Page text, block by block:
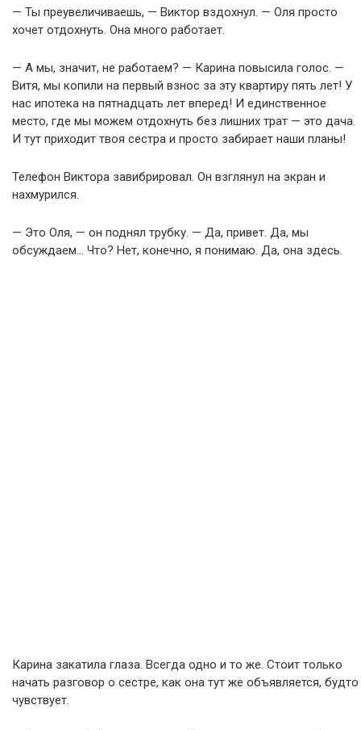
— Ты преувеличиваешь, — Виктор вздохнул. — Оля просто
хочет отдохнуть. Она много работает.
— А мы, значит, не работаем? — Карина повысила голос. —
Витя, мы копили на первый взнос за эту квартиру пять лет! У
нас ипотека на пятнадцать лет вперед! И единственное
место, где мы можем отдохнуть без лишних трат — это дача.
И тут приходит твоя сестра и просто забирает наши планы!
Телефон Виктора завибрировал. Он взглянул на экран и
нахмурился.
— Это Оля, — он поднял трубку. — Да, привет. Да, мы
обсуждаем… Что? Нет, конечно, я понимаю. Да, она здесь.
Карина закатила глаза. Всегда одно и то же. Стоит только
начать разговор о сестре, как она тут же объявляется, будто
чувствует.